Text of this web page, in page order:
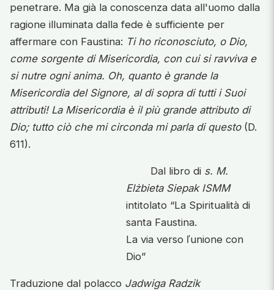
penetrare. Ma già la conoscenza data all'uomo dalla
ragione illuminata dalla fede è sufficiente per
affermare con Faustina: Ti ho riconosciuto, o Dio,
come sorgente di Misericordia, con cui si ravviva e
si nutre ogni anima. Oh, quanto è grande la
Misericordia del Signore, al di sopra di tutti i Suoi
attributi! La Misericordia è il più grande attributo di
Dio; tutto ciò che mi circonda mi parla di questo(D.
611).
Dal libro di s. M.
Elżbieta Siepak ISMM
intitolato “La Spiritualità di
santa Faustina.
La via verso ľunione con
Dio”
Traduzione dal polacco Jadwiga Radzik